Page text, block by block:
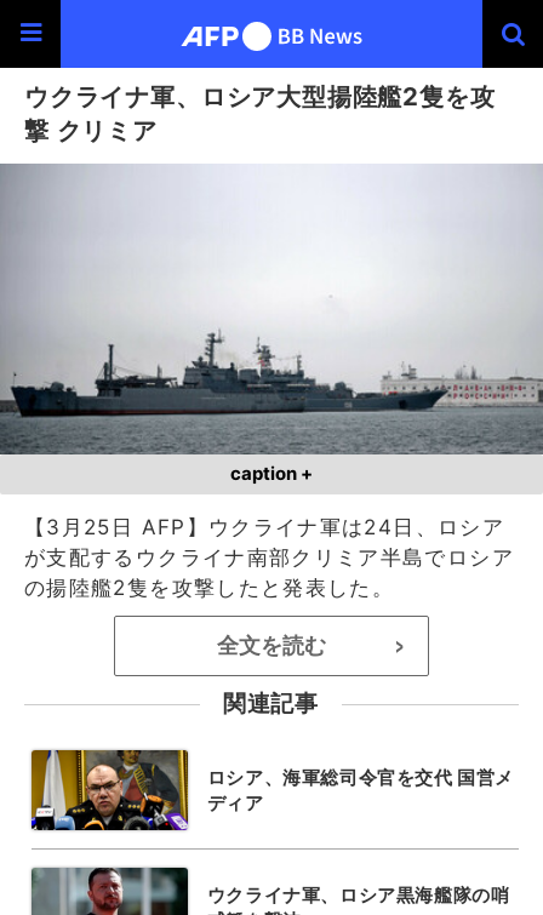
ウクライナ軍、ロシア大型揚陸艦2隻を攻
撃 クリミア
caption +
【3月25日 AFP】ウクライナ軍は24日、ロシア
が支配するウクライナ南部クリミア半島でロシア
の揚陸艦2隻を攻撃したと発表した。
全文を読む >
関連記事
ロシア、海軍総司令官を交代 国営メ
ディア
ウクライナ軍、ロシア黒海艦隊の哨